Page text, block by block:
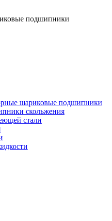
подшипники
шариковые подшипники
скольжения
стали